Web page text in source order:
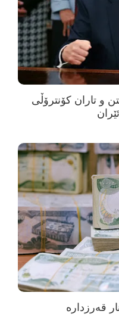
و تاران کۆنترۆڵی